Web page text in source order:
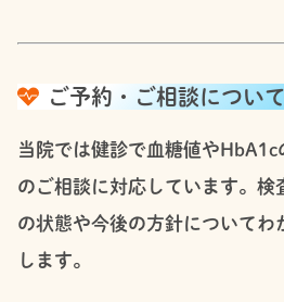
ご予約・ご相談について
当院では健診で血糖値や
のご相談に対応しています。 検
の状態や今後の方針についてわ
します。